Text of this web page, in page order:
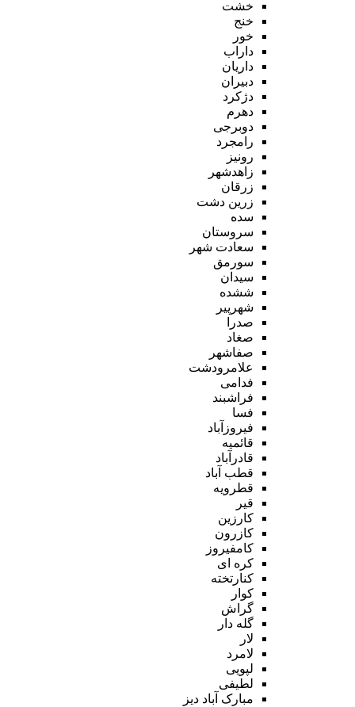
خشت
خنج
خور
داراب
داریان
دبیران
دژکرد
دهرم
دوبرجی
رامجرد
رونیز
زاهدشهر
زرقان
زرین دشت
سده
سروستان
سعادت شهر
سورمق
سیدان
ششده
شهرپیر
صدرا
صغاد
صفاشهر
علامرودشت
فدامی
فراشبند
فسا
فیروزآباد
قائمیه
قادرآباد
قطب آباد
قطرویه
قیر
کارزین
کازرون
کامفیروز
کره ای
کنارتخته
کوار
گراش
گله دار
لار
لامرد
لپویی
لطیفی
مبارک آباد دیز